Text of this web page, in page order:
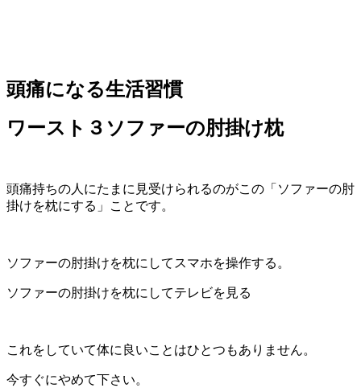
頭痛になる生活習慣
ワースト３ソファーの肘掛け枕
頭痛持ちの人にたまに見受けられるのがこの「ソファーの肘
掛けを枕にする」ことです。
ソファーの肘掛けを枕にしてスマホを操作する。
ソファーの肘掛けを枕にしてテレビを見る
これをしていて体に良いことはひとつもありません。
今すぐにやめて下さい。